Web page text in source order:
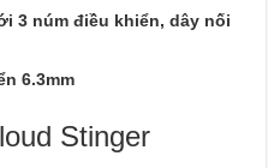
3 núm điều khiển, dây nối
6.3mm
Stinger